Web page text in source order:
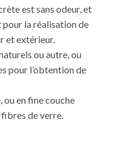
est sans odeur, et
pour la réalisation de
et extérieur.
ou autre, ou
pour l’obtention de
ou en fine couche
de verre.